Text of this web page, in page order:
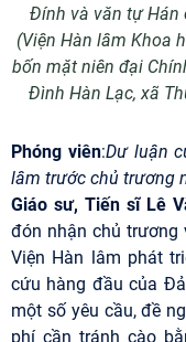
Đính và văn tự Hán
(Viện Hàn lâm Khoa
bốn mặt niên đại
Đình Hàn Lạc, xã
Phóng viên:Dư luận
lâm trước chủ trương
Giáo sư, Tiến sĩ Lê
đón nhận chủ
Viện Hàn lâm phát
cứu hàng đầu của
một số yêu cầu, đề
phí cần tránh cào